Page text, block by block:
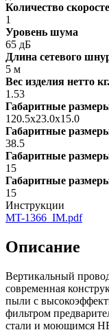
Количество
1
Уровень шума
65 дБ
Длина сетевого
5 м
Вес изделия нетто
1.53
Габаритные
120.5x23.0x15.0
Габаритные
38.5
Габаритные
15
Габаритные
15
Инструкции
MT-1366_IM.pdf
Описание
Вертикальный
современная
пыли с
фильтром
стали и моющимся